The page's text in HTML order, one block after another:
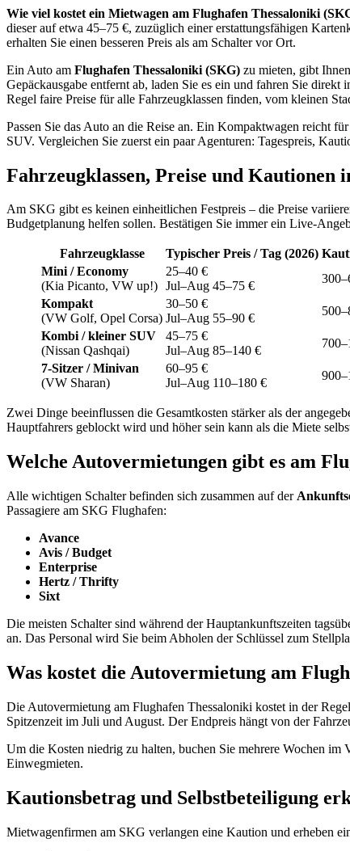
Wie viel kostet ein Mietwagen am Flughafen Thessaloniki
dieser auf etwa 45–75 €, zuzüglich einer erstattungsfähigen
erhalten Sie einen besseren Preis als am Schalter vor Ort.
Ein Auto am Flughafen Thessaloniki (SKG) zu mieten, gibt
Gepäckausgabe entfernt ab, laden Sie es ein und fahren Sie
Regel faire Preise für alle Fahrzeugklassen finden, vom kleinen
Passen Sie das Auto an die Reise an. Ein Kompaktwagen reicht für
SUV. Vergleichen Sie zuerst ein paar Agenturen: Tagespreis,
Fahrzeugklassen, Preise und Kautionen
Am SKG gibt es keinen einheitlichen Festpreis – die Preise
Budgetplanung helfen sollen. Bestätigen Sie immer ein Live-
Fahrzeugklasse Typischer Preis / Tag (2026)
Mini / Economy
(Kia Picanto, VW up!)
25–40 €
Jul–Aug 45–75 €
Kompakt
(VW Golf, Opel Corsa)
30–50 €
Jul–Aug 55–90 €
Kombi / kleiner SUV
(Nissan Qashqai)
45–75 €
Jul–Aug 85–140 €
7-Sitzer / Minivan
(VW Sharan)
60–95 €
Jul–Aug 110–180 €
Zwei Dinge beeinflussen die Gesamtkosten stärker als der
Hauptfahrers geblockt wird und höher sein kann als die Miete
Welche Autovermietungen gibt es am
Alle wichtigen Schalter befinden sich zusammen auf der
Passagiere am SKG Flughafen:
Avance
Avis / Budget
Enterprise
Hertz / Thrifty
Sixt
Die meisten Schalter sind während der Hauptankunftszeiten
an. Das Personal wird Sie beim Abholen der Schlüssel zum
Was kostet die Autovermietung am
Die Autovermietung am Flughafen Thessaloniki kostet in der
Spitzenzeit im Juli und August. Der Endpreis hängt von der
Um die Kosten niedrig zu halten, buchen Sie mehrere Wochen
Einwegmieten.
Kautionsbetrag und Selbstbeteiligung
Mietwagenfirmen am SKG verlangen eine Kaution und erheben